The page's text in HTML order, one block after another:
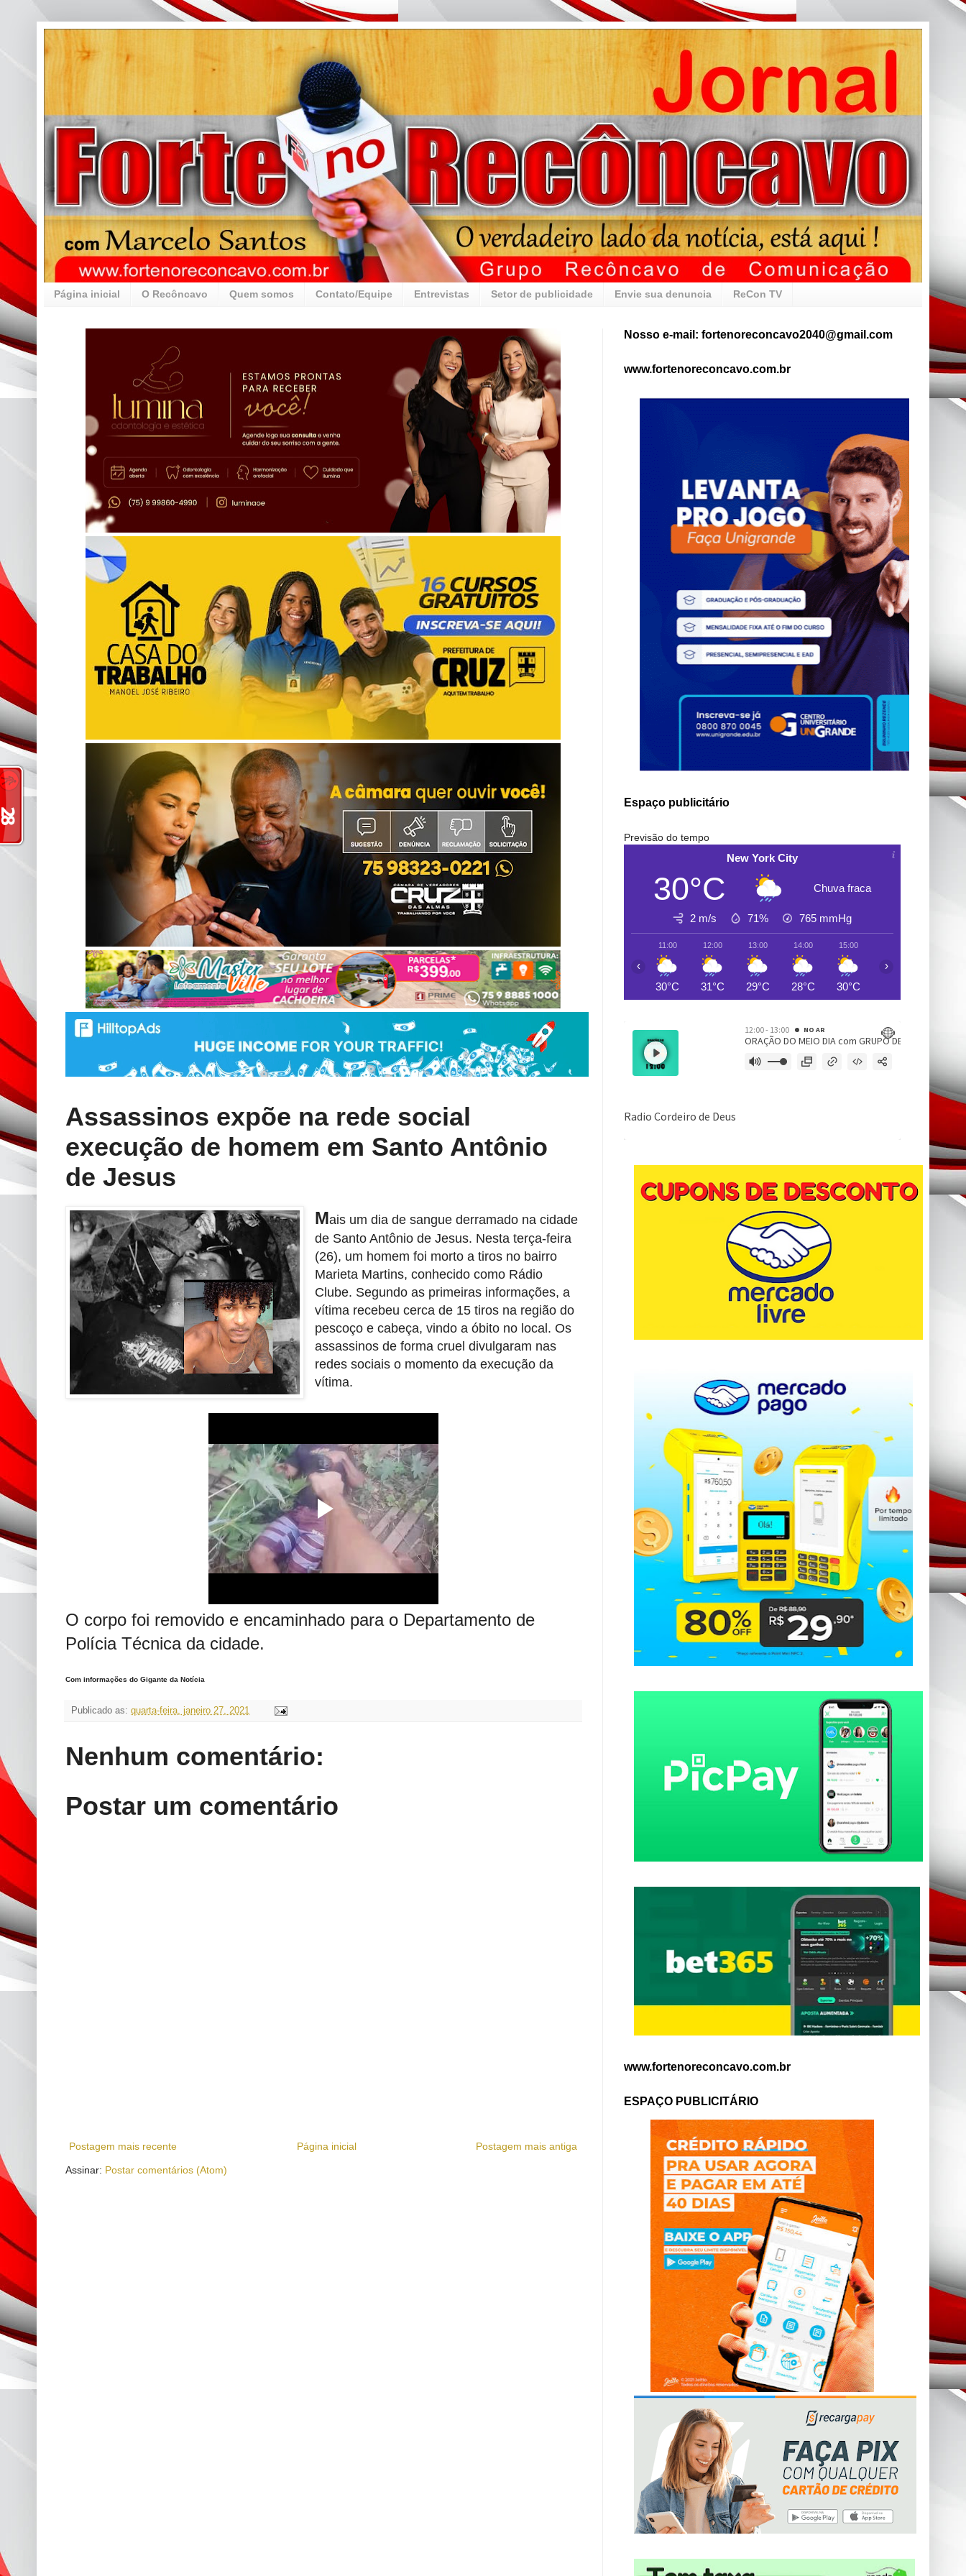
Página inicial O Recôncavo Quem somos Contato/Equipe Entrevistas Setor de publicidade Envie sua denuncia ReCon TV
Assassinos expõe na rede social
execução de homem em Santo Antônio
de Jesus
Mais um dia de sangue derramado na cidade
de Santo Antônio de Jesus. Nesta terça-feira
(26), um homem foi morto a tiros no bairro
Marieta Martins, conhecido como Rádio
Clube. Segundo as primeiras informações, a
vítima recebeu cerca de 15 tiros na região do
pescoço e cabeça, vindo a óbito no local. Os
assassinos de forma cruel divulgaram nas
redes sociais o momento da execução da
vítima.
O corpo foi removido e encaminhado para o Departamento de
Polícia Técnica da cidade.
Com informações do Gigante da Notícia
Publicado as: quarta-feira, janeiro 27, 2021
Nenhum comentário:
Postar um comentário
Postagem mais recente Postagem mais antiga
Página inicial
Assinar: Postar comentários (Atom)
Nosso e-mail: fortenoreconcavo2040@gmail.com
www.fortenoreconcavo.com.br
Espaço publicitário
Previsão do tempo
New York City
30°C Chuva fraca
2 m/s 71% 765 mmHg
11:00
30°C
12:00
31°C
13:00
29°C
14:00
28°C
15:00
30°C
‹ ›
www.fortenoreconcavo.com.br
ESPAÇO PUBLICITÁRIO